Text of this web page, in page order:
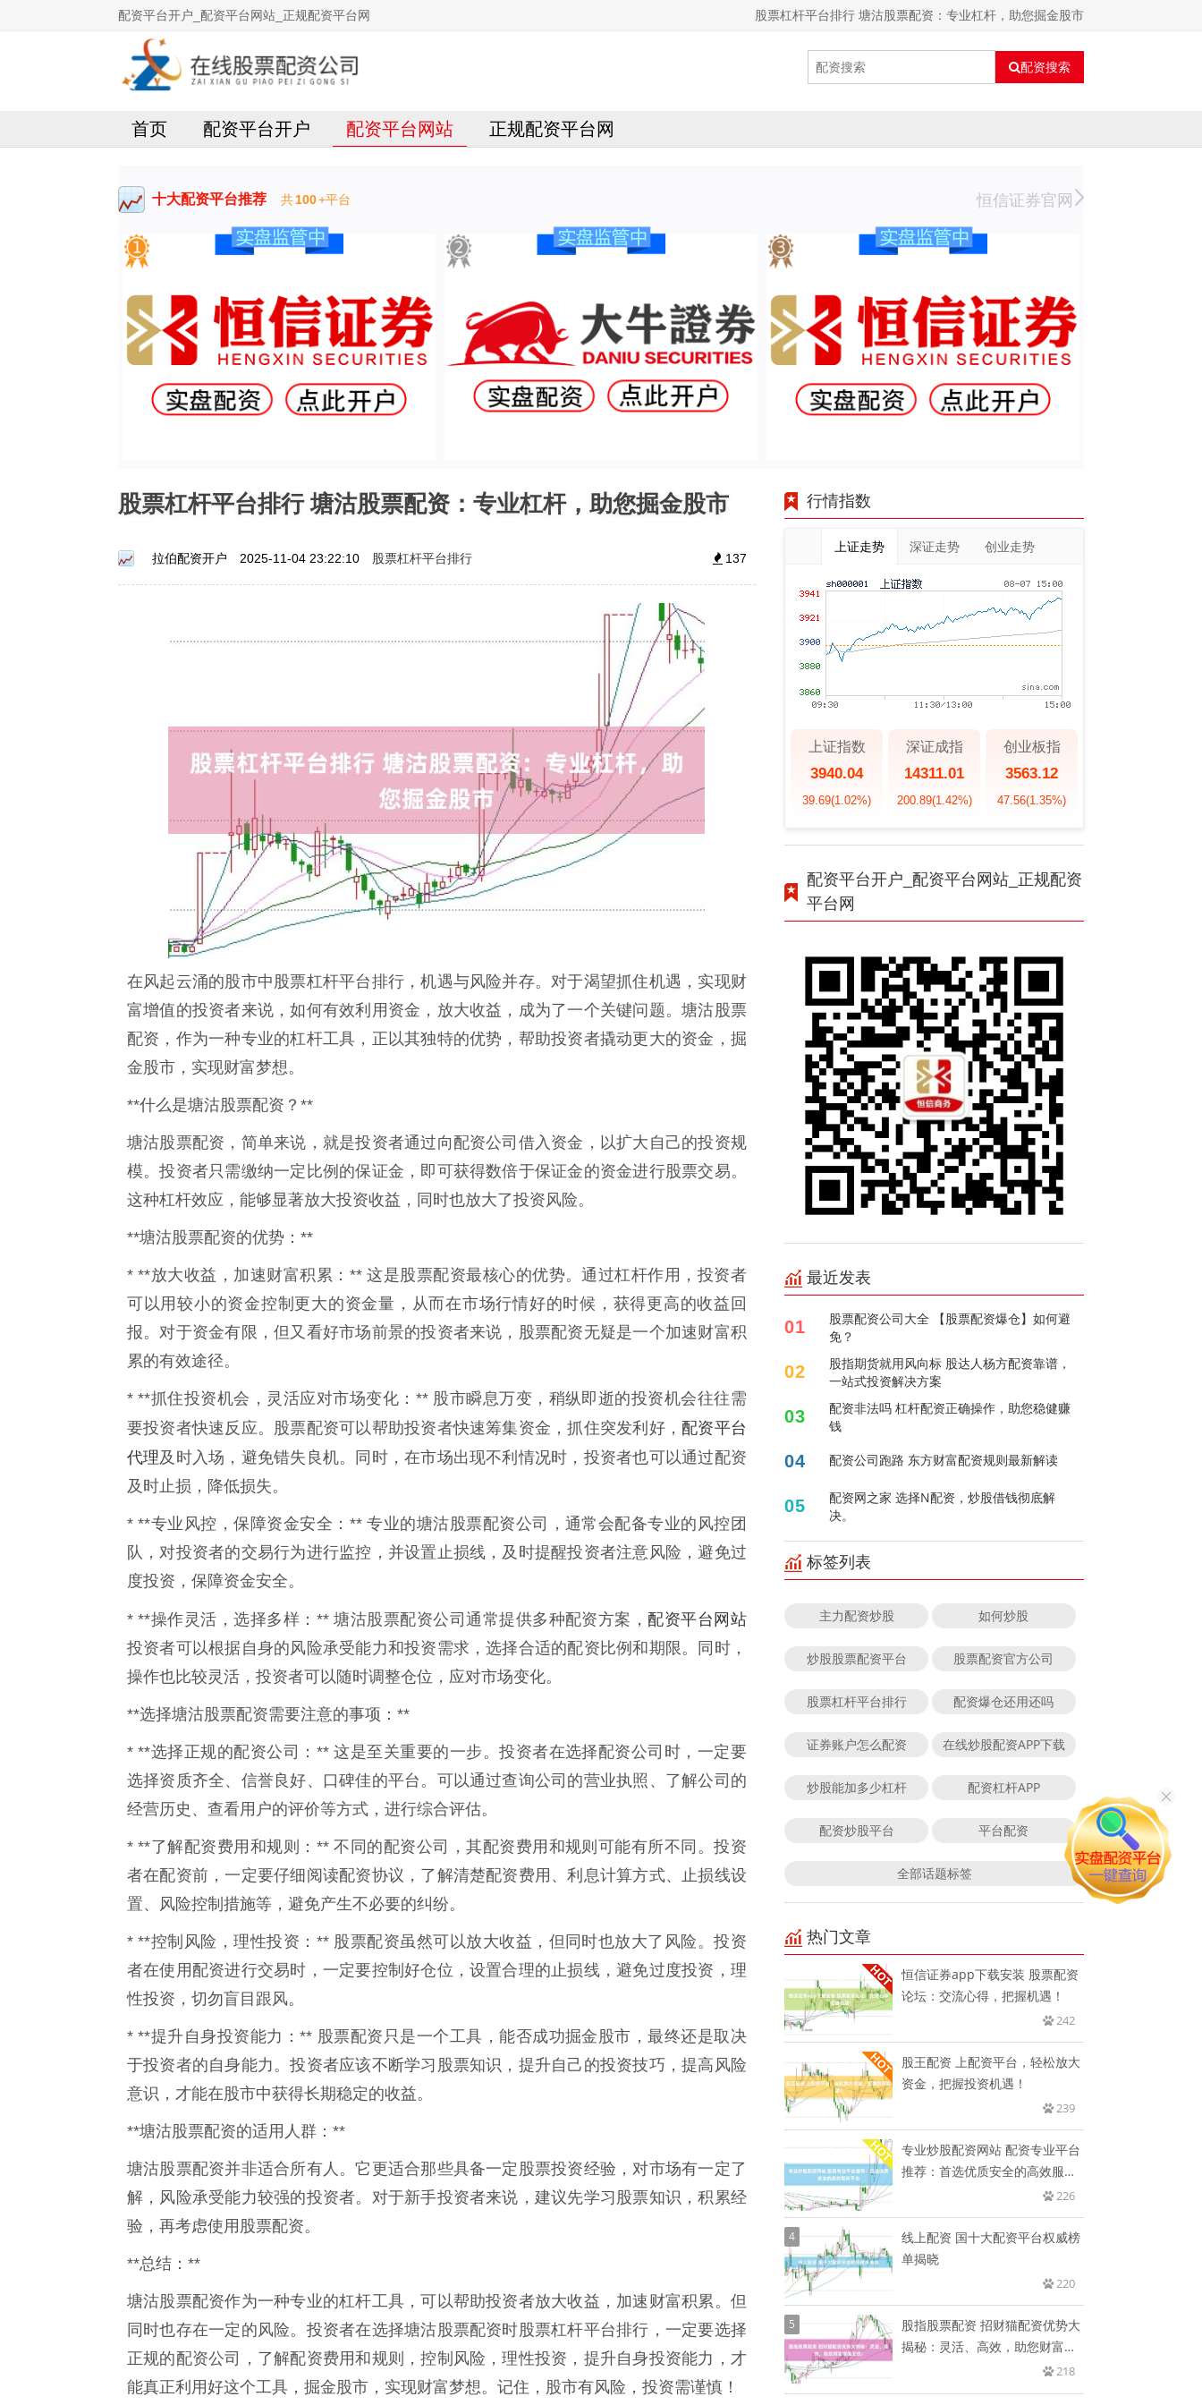
配资平台开户_配资平台网站_正规配资平台网 股票杠杆平台排行 塘沽股票配资：专业杠杆，助您掘金股市
配资搜索
首页 配资平台开户 配资平台网站 正规配资平台网
十大配资平台推荐 共100+平台 恒信证券官网
股票杠杆平台排行 塘沽股票配资：专业杠杆，助您掘金股市
拉伯配资开户 2025-11-04 23:22:10 股票杠杆平台排行 137
在风起云涌的股市中股票杠杆平台排行，机遇与风险并存。对于渴望抓住机遇，实现财
富增值的投资者来说，如何有效利用资金，放大收益，成为了一个关键问题。塘沽股票
配资，作为一种专业的杠杆工具，正以其独特的优势，帮助投资者撬动更大的资金，掘
金股市，实现财富梦想。
**什么是塘沽股票配资？**
塘沽股票配资，简单来说，就是投资者通过向配资公司借入资金，以扩大自己的投资规
模。投资者只需缴纳一定比例的保证金，即可获得数倍于保证金的资金进行股票交易。
这种杠杆效应，能够显著放大投资收益，同时也放大了投资风险。
**塘沽股票配资的优势：**
* **放大收益，加速财富积累：** 这是股票配资最核心的优势。通过杠杆作用，投资者
可以用较小的资金控制更大的资金量，从而在市场行情好的时候，获得更高的收益回
报。对于资金有限，但又看好市场前景的投资者来说，股票配资无疑是一个加速财富积
累的有效途径。
* **抓住投资机会，灵活应对市场变化：** 股市瞬息万变，稍纵即逝的投资机会往往需
要投资者快速反应。股票配资可以帮助投资者快速筹集资金，抓住突发利好，配资平台
代理及时入场，避免错失良机。同时，在市场出现不利情况时，投资者也可以通过配资
及时止损，降低损失。
* **专业风控，保障资金安全：** 专业的塘沽股票配资公司，通常会配备专业的风控团
队，对投资者的交易行为进行监控，并设置止损线，及时提醒投资者注意风险，避免过
度投资，保障资金安全。
* **操作灵活，选择多样：** 塘沽股票配资公司通常提供多种配资方案，配资平台网站
投资者可以根据自身的风险承受能力和投资需求，选择合适的配资比例和期限。同时，
操作也比较灵活，投资者可以随时调整仓位，应对市场变化。
**选择塘沽股票配资需要注意的事项：**
* **选择正规的配资公司：** 这是至关重要的一步。投资者在选择配资公司时，一定要
选择资质齐全、信誉良好、口碑佳的平台。可以通过查询公司的营业执照、了解公司的
经营历史、查看用户的评价等方式，进行综合评估。
* **了解配资费用和规则：** 不同的配资公司，其配资费用和规则可能有所不同。投资
者在配资前，一定要仔细阅读配资协议，了解清楚配资费用、利息计算方式、止损线设
置、风险控制措施等，避免产生不必要的纠纷。
* **控制风险，理性投资：** 股票配资虽然可以放大收益，但同时也放大了风险。投资
者在使用配资进行交易时，一定要控制好仓位，设置合理的止损线，避免过度投资，理
性投资，切勿盲目跟风。
* **提升自身投资能力：** 股票配资只是一个工具，能否成功掘金股市，最终还是取决
于投资者的自身能力。投资者应该不断学习股票知识，提升自己的投资技巧，提高风险
意识，才能在股市中获得长期稳定的收益。
**塘沽股票配资的适用人群：**
塘沽股票配资并非适合所有人。它更适合那些具备一定股票投资经验，对市场有一定了
解，风险承受能力较强的投资者。对于新手投资者来说，建议先学习股票知识，积累经
验，再考虑使用股票配资。
**总结：**
塘沽股票配资作为一种专业的杠杆工具，可以帮助投资者放大收益，加速财富积累。但
同时也存在一定的风险。投资者在选择塘沽股票配资时股票杠杆平台排行，一定要选择
正规的配资公司，了解配资费用和规则，控制风险，理性投资，提升自身投资能力，才
能真正利用好这个工具，掘金股市，实现财富梦想。记住，股市有风险，投资需谨慎！
行情指数
上证走势 深证走势 创业走势
上证指数
3940.04
39.69(1.02%)
深证成指
14311.01
200.89(1.42%)
创业板指
3563.12
47.56(1.35%)
配资平台开户_配资平台网站_正规配资
平台网
最近发表
01
股票配资公司大全 【股票配资爆仓】如何避
免？
02
股指期货就用风向标 股达人杨方配资靠谱，
一站式投资解决方案
03
配资非法吗 杠杆配资正确操作，助您稳健赚
钱
04 配资公司跑路 东方财富配资规则最新解读
05
配资网之家 选择N配资，炒股借钱彻底解
决。
标签列表
主力配资炒股 如何炒股
炒股股票配资平台 股票配资官方公司
股票杠杆平台排行 配资爆仓还用还吗
证券账户怎么配资 在线炒股配资APP下载
炒股能加多少杠杆 配资杠杆APP
配资炒股平台 平台配资
全部话题标签
热门文章
恒信证券app下载安装 股票配资
论坛：交流心得，把握机遇！
242
股王配资 上配资平台，轻松放大
资金，把握投资机遇！
239
专业炒股配资网站 配资专业平台
推荐：首选优质安全的高效服务
226
4
线上配资 国十大配资平台权威榜
单揭晓
220
5
股指股票配资 招财猫配资优势大
揭秘：灵活、高效，助您财富增
218